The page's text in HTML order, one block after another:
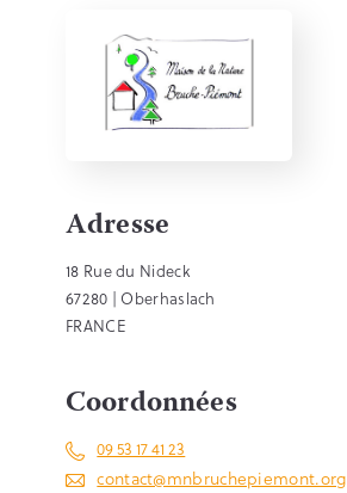
Adresse
18 Rue du Nideck
67280 | Oberhaslach
FRANCE
Coordonnées
09 53 17 41 23
contact@mnbruchepiemont.org